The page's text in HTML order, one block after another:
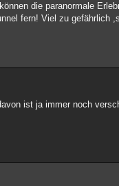
die paranormale
fern! Viel zu gefährlich
ist ja immer noch